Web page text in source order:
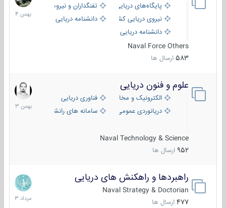
پایگاه‌های دریایی
تفنگداران و نیروهای ویژه‌ی دریایی
نیروی دریایی کشورهای مختلفدانشنامه دریایی
دانشنامه دریایی کپی
Naval Force Others
583 ارسال ها
بهمن
1404
علوم و فنون دریایی
الکترونیک و مخابرات دریاییفناوری دریایی
دریانوردی عمومی
سامانه های رانشی دریایی
Naval Technology & Science
952 ارسال ها
6
بهمن
1403
راهبردها و راهکنش های دریایی
Naval Strategy & Doctorian
477 ارسال ها
2
مرداد
1403